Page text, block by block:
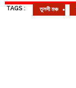
TAGS : তুলসী মঞ্চ